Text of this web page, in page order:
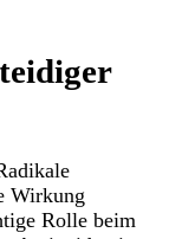
Wirkung
Rolle beim